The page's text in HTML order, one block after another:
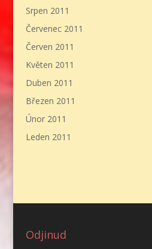
Srpen 2011
Červenec 2011
Červen 2011
Květen 2011
Duben 2011
Březen 2011
Únor 2011
Leden 2011
Odjinud